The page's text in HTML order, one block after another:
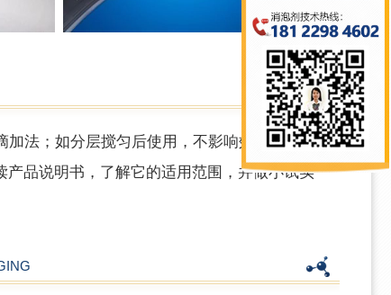
法；如分层搅匀后使用，不影响效果；推荐
品说明书，了解它的适用范围，并做小试实